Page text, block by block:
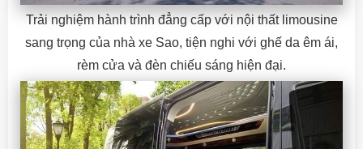
Trải nghiệm hành trình đẳng cấp với nội thất limousine
sang trọng của nhà xe Sao, tiện nghi với ghế da êm ái,
rèm cửa và đèn chiếu sáng hiện đại.